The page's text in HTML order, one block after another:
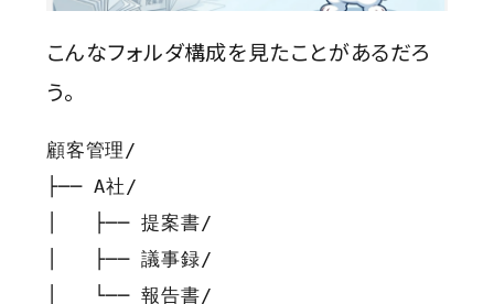
こんなフォルダ構成を見たことがあるだろ
う。
顧客管理/
├── A社/
│   ├── 提案書/
│   ├── 議事録/
│   └── 報告書/